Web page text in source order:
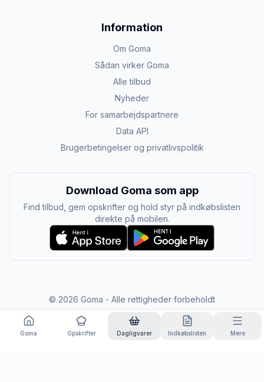
Information
Om Goma
Sådan virker Goma
Alle tilbud
Nyheder
For samarbejdspartnere
Data API
Brugerbetingelser og privatlivspolitik
Download Goma som app
Find tilbud, gem opskrifter og hold styr på indkøbslisten
direkte på mobilen.
© 2026 Goma - Alle rettigheder forbeholdt
Goma Opskrifter Dagligvarer Indkøbslisten Mere